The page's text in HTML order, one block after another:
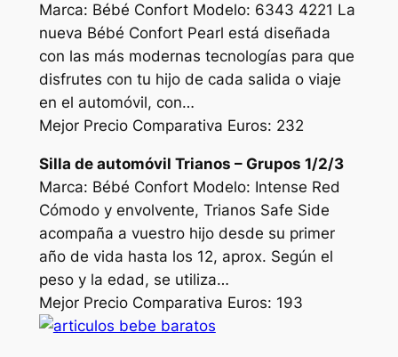
Marca: Bébé Confort Modelo: 6343 4221 La
nueva Bébé Confort Pearl está diseñada
con las más modernas tecnologías para que
disfrutes con tu hijo de cada salida o viaje
en el automóvil, con…
Mejor Precio Comparativa Euros: 232
Silla de automóvil Trianos – Grupos 1/2/3
Marca: Bébé Confort Modelo: Intense Red
Cómodo y envolvente, Trianos Safe Side
acompaña a vuestro hijo desde su primer
año de vida hasta los 12, aprox. Según el
peso y la edad, se utiliza…
Mejor Precio Comparativa Euros: 193